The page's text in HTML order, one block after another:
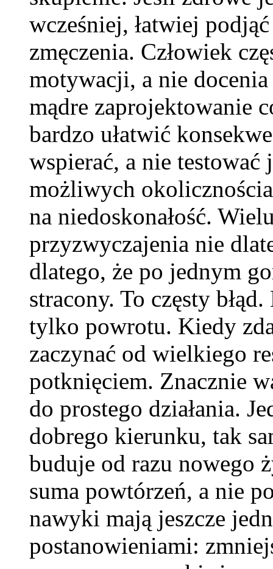
wcześniej, łatwiej
zmęczenia. Człowiek
motywacji, a nie
mądre zaprojektowanie
bardzo ułatwić
wspierać, a nie
możliwych
na niedoskonałość.
przyzwyczajenia nie
dlatego, że po jednym
stracony. To częsty
tylko powrotu. Kiedy
zaczynać od wielkiego
potknięciem. Znacznie
do prostego działania.
dobrego kierunku, tak
buduje od razu nowego
suma powtórzeń, a nie
nawyki mają jeszcze
postanowieniami: